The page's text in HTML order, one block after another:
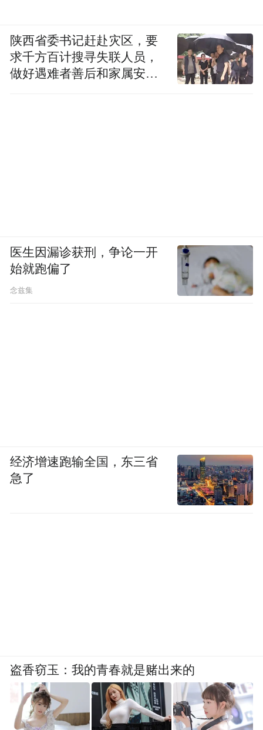
陕西省委书记赶赴灾区，要
求千方百计搜寻失联人员，
做好遇难者善后和家属安抚
医生因漏诊获刑，争论一开
始就跑偏了
念兹集
经济增速跑输全国，东三省
急了
盗香窃玉：我的青春就是赌出来的